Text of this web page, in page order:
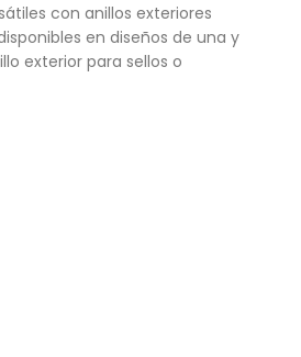
con anillos exteriores
en diseños de una y
exterior para sellos o